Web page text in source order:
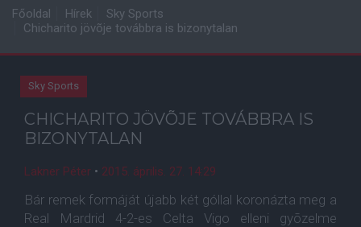
Főoldal Hírek
Sky Sports
Chicharito jövõje továbbra is bizonytalan
Sky Sports
CHICHARITO JÖVÕJE TOVÁBBRA IS
BIZONYTALAN
Lakner Péter • 2015. április. 27. 14:29
Bár remek formáját újabb két góllal koronázta meg a
Real Mardrid 4-2-es Celta Vigo elleni gyõzelme